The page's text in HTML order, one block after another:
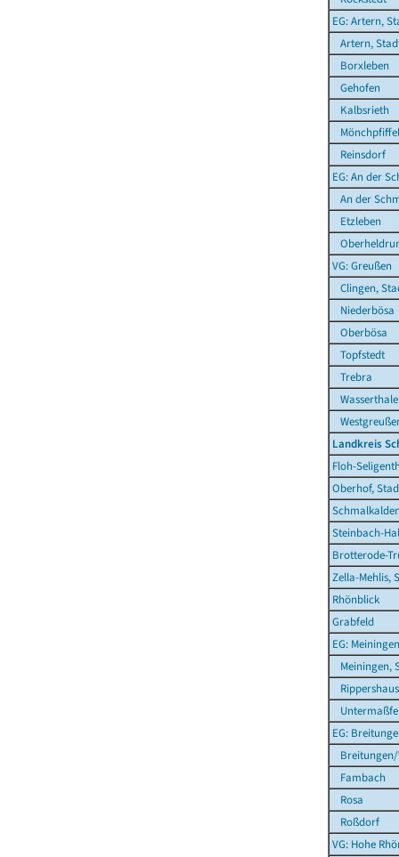
EG: Artern,
Artern,
Borxleben
Gehofen
Kalbsrieth
Reinsdorf
EG: An der
An der
Etzleben
VG: Greußen
Clingen,
Niederbösa
Oberbösa
Topfstedt
Trebra
Landkreis
Floh-
Oberhof,
Steinbach-
Brotterode-
Zella-Mehlis,
Rhönblick
Grabfeld
EG:
Meiningen,
EG:
Fambach
Rosa
Roßdorf
VG: Hohe